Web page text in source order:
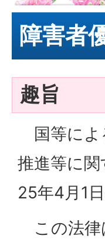
障害者
趣旨
国等によ
推進等に
25年4月1
この法律